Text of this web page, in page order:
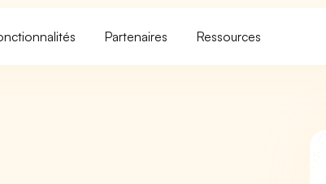
Partenaires Ressources